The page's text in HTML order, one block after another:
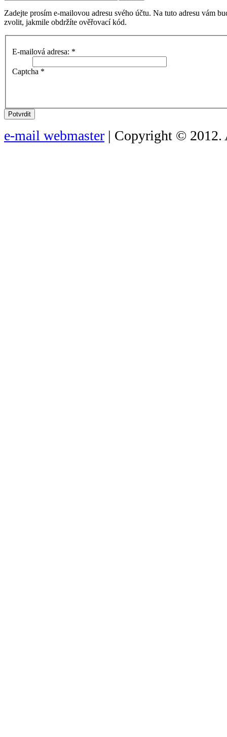
Zadejte prosím e-mailovou adresu svého účtu. Na tuto adresu vám
zvolit, jakmile obdržíte ověřovací kód.
E-mailová adresa: *
Captcha *
Potvrdit
e-mail webmaster | Copyright © 2012.